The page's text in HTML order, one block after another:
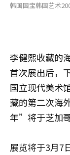
韩国国宝韩国艺术
李健熙收藏的
首次展出后，
国立现代美术
藏的第二次海
年”将于芝加
展览将于3月7